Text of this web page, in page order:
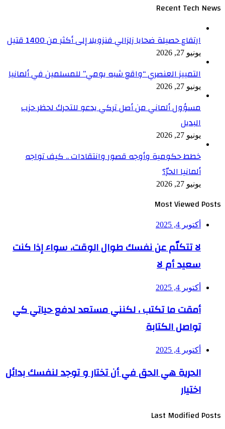
Recent Tech News
ارتفاع حصيلة ضحايا زلزالي فنزويلا إلى أكثر من 1400 قتيل
يونيو 27, 2026
التمييز العنصري “واقع شبه يومي” للمسلمين في ألمانيا
يونيو 27, 2026
مسؤول ألماني من أصل تركي يدعو للتحرك لحظر حزب
البديل
يونيو 27, 2026
خطط حكومية وأوجه قصور وانتقادات .. كيف تواجه
ألمانيا الحرّ؟
يونيو 27, 2026
Most Viewed Posts
أكتوبر 4, 2025
لا تتكلّم عن نفسك طوال الوقت، سواء إذا كنت
سعيد أم لا
أكتوبر 4, 2025
أمقت ما تكتب ، لكنني مستعد لدفع حياتي كي
تواصل الكتابة
أكتوبر 4, 2025
الحرية هي الحق في أن تختار و توجد لنفسك بدائل
اختيار
Last Modified Posts